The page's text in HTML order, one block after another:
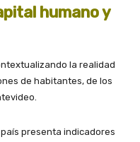
humano y
la realidad
de habitantes, de los
país presenta indicadores